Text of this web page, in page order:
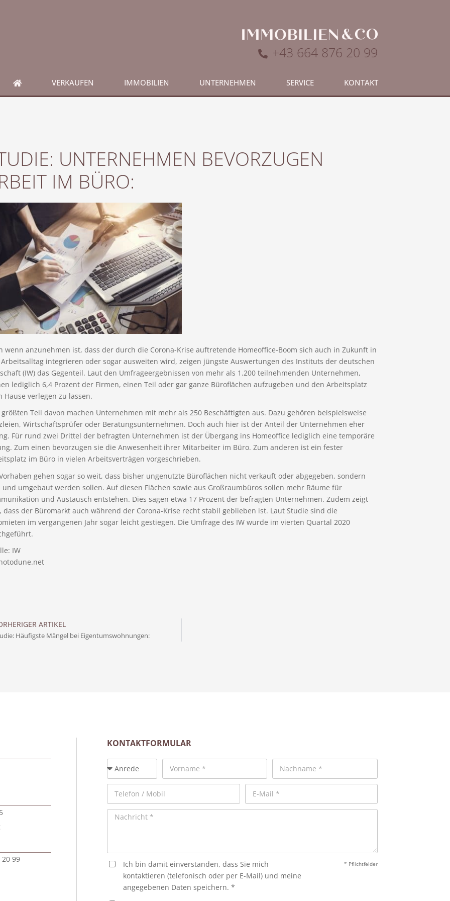
+43 664 876 20 99
VERKAUFEN IMMOBILIEN UNTERNEHMEN SERVICE KONTAKT
UNTERNEHMEN BEVORZUGEN
IM BÜRO:
wenn anzunehmen ist, dass der durch die Corona-Krise auftretende Homeoffice-Boom sich auch in Zukunft in
integrieren oder sogar ausweiten wird, zeigen jüngste Auswertungen des Instituts der deutschen
(IW) das Gegenteil. Laut den Umfrageergebnissen von mehr als 1.200 teilnehmenden Unternehmen,
lediglich 6,4 Prozent der Firmen, einen Teil oder gar ganze Büroflächen aufzugeben und den Arbeitsplatz
Hause verlegen zu lassen.
größten Teil davon machen Unternehmen mit mehr als 250 Beschäftigten aus. Dazu gehören beispielsweise
Wirtschaftsprüfer oder Beratungsunternehmen. Doch auch hier ist der Anteil der Unternehmen eher
Für rund zwei Drittel der befragten Unternehmen ist der Übergang ins Homeoffice lediglich eine temporäre
Zum einen bevorzugen sie die Anwesenheit ihrer Mitarbeiter im Büro. Zum anderen ist ein fester
im Büro in vielen Arbeitsverträgen vorgeschrieben.
gehen sogar so weit, dass bisher ungenutzte Büroflächen nicht verkauft oder abgegeben, sondern
und umgebaut werden sollen. Auf diesen Flächen sowie aus Großraumbüros sollen mehr Räume für
und Austausch entstehen. Dies sagen etwa 17 Prozent der befragten Unternehmen. Zudem zeigt
dass der Büromarkt auch während der Corona-Krise recht stabil geblieben ist. Laut Studie sind die
im vergangenen Jahr sogar leicht gestiegen. Die Umfrage des IW wurde im vierten Quartal 2020
IW
ARTIKEL
Häufigste Mängel bei Eigentumswohnungen:
99
KONTAKTFORMULAR
Ich bin damit einverstanden, dass Sie mich
kontaktieren (telefonisch oder per E-Mail) und meine
angegebenen Daten speichern. *
* Pflichtfelder